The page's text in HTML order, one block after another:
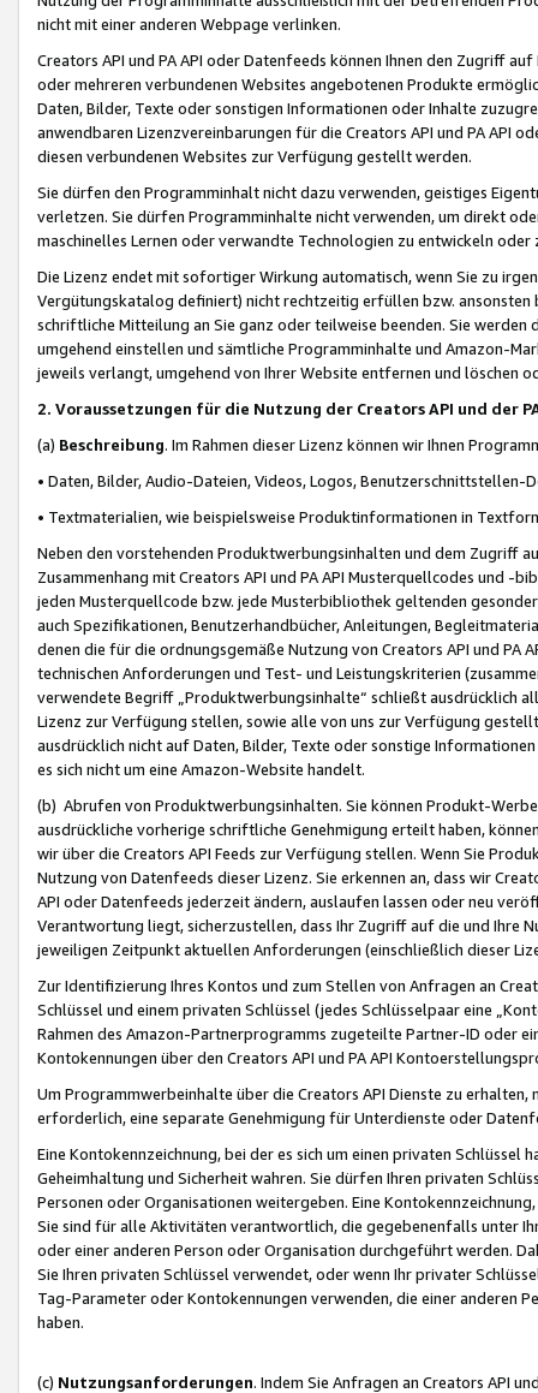
nicht mit einer anderen Webpage verlinken.
Creators API und PA API oder Datenfeeds können Ihnen den Zugriff
oder mehreren verbundenen Websites angebotenen Produkte
Daten, Bilder, Texte oder sonstigen Informationen oder Inhalte
anwendbaren Lizenzvereinbarungen für die Creators API und PA API
diesen verbundenen Websites zur Verfügung gestellt werden.
Sie dürfen den Programminhalt nicht dazu verwenden, geistiges
verletzen. Sie dürfen Programminhalte nicht verwenden, um direkt
maschinelles Lernen oder verwandte Technologien zu entwickeln
Die Lizenz endet mit sofortiger Wirkung automatisch, wenn Sie zu
Vergütungskatalog definiert) nicht rechtzeitig erfüllen bzw. ansonsten
schriftliche Mitteilung an Sie ganz oder teilweise beenden. Sie werden
umgehend einstellen und sämtliche Programminhalte und Amazon-
jeweils verlangt, umgehend von Ihrer Website entfernen und löschen
2. Voraussetzungen für die Nutzung der Creators API und der
(a) Beschreibung. Im Rahmen dieser Lizenz können wir Ihnen
• Daten, Bilder, Audio-Dateien, Videos, Logos, Benutzerschnittstellen-
• Textmaterialien, wie beispielsweise Produktinformationen in
Neben den vorstehenden Produktwerbungsinhalten und dem Zugriff
Zusammenhang mit Creators API und PA API Musterquellcodes und
jeden Musterquellcode bzw. jede Musterbibliothek geltenden
auch Spezifikationen, Benutzerhandbücher, Anleitungen,
denen die für die ordnungsgemäße Nutzung von Creators API und PA
technischen Anforderungen und Test- und Leistungskriterien
verwendete Begriff „Produktwerbungsinhalte“ schließt ausdrücklich
Lizenz zur Verfügung stellen, sowie alle von uns zur Verfügung
ausdrücklich nicht auf Daten, Bilder, Texte oder sonstige
es sich nicht um eine Amazon-Website handelt.
(b) Abrufen von Produktwerbungsinhalten. Sie können Produkt-
ausdrückliche vorherige schriftliche Genehmigung erteilt haben,
wir über die Creators API Feeds zur Verfügung stellen. Wenn Sie
Nutzung von Datenfeeds dieser Lizenz. Sie erkennen an, dass wir
API oder Datenfeeds jederzeit ändern, auslaufen lassen oder neu
Verantwortung liegt, sicherzustellen, dass Ihr Zugriff auf die und Ihre
jeweiligen Zeitpunkt aktuellen Anforderungen (einschließlich dieser
Zur Identifizierung Ihres Kontos und zum Stellen von Anfragen an
Schlüssel und einem privaten Schlüssel (jedes Schlüsselpaar eine
Rahmen des Amazon-Partnerprogramms zugeteilte Partner-ID oder
Kontokennungen über den Creators API und PA API
Um Programmwerbeinhalte über die Creators API Dienste zu
erforderlich, eine separate Genehmigung für Unterdienste oder
Eine Kontokennzeichnung, bei der es sich um einen privaten
Geheimhaltung und Sicherheit wahren. Sie dürfen Ihren privaten
Personen oder Organisationen weitergeben. Eine
Sie sind für alle Aktivitäten verantwortlich, die gegebenenfalls unter
oder einer anderen Person oder Organisation durchgeführt werden.
Sie Ihren privaten Schlüssel verwendet, oder wenn Ihr privater
Tag-Parameter oder Kontokennungen verwenden, die einer anderen
haben.
(c) Nutzungsanforderungen. Indem Sie Anfragen an Creators API